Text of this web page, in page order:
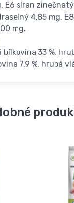
E6 síran
4,85 mg,
mg.
bílkovina 33 %,
7,9 %, hrubá